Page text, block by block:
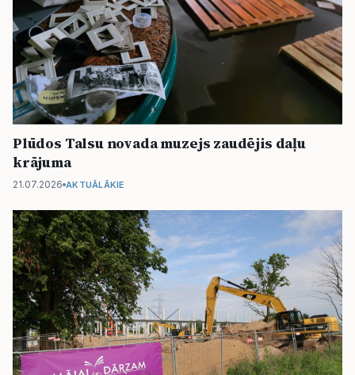
Plūdos Talsu novada muzejs zaudējis daļu
krājuma
21.07.2026 AKTUĀLĀKIE